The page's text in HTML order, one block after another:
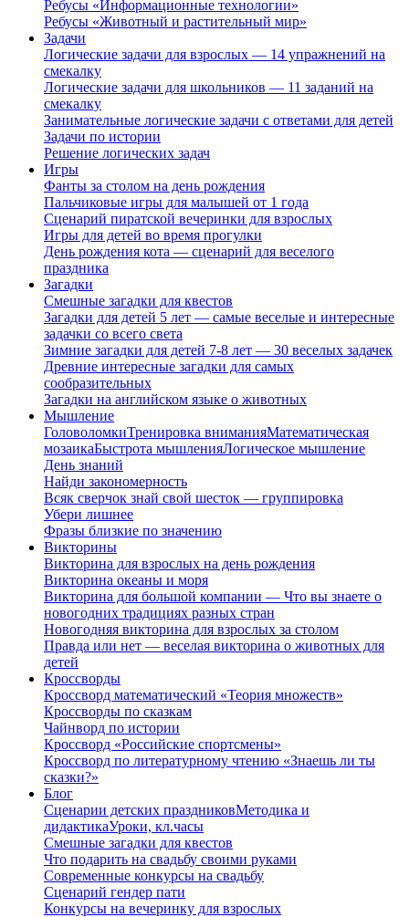
Ребусы «Информационные технологии»
Ребусы «Животный и растительный мир»
Задачи
Логические задачи для взрослых — 14 упражнений на
смекалку
Логические задачи для школьников — 11 заданий на
смекалку
Занимательные логические задачи с ответами для детей
Задачи по истории
Решение логических задач
Игры
Фанты за столом на день рождения
Пальчиковые игры для малышей от 1 года
Сценарий пиратской вечеринки для взрослых
Игры для детей во время прогулки
День рождения кота — сценарий для веселого
праздника
Загадки
Смешные загадки для квестов
Загадки для детей 5 лет — самые веселые и интересные
задачки со всего света
Зимние загадки для детей 7-8 лет — 30 веселых задачек
Древние интересные загадки для самых
сообразительных
Загадки на английском языке о животных
Мышление
ГоловоломкиТренировка вниманияМатематическая
мозаикаБыстрота мышленияЛогическое мышление
День знаний
Найди закономерность
Всяк сверчок знай свой шесток — группировка
Убери лишнее
Фразы близкие по значению
Викторины
Викторина для взрослых на день рождения
Викторина океаны и моря
Викторина для большой компании — Что вы знаете о
новогодних традициях разных стран
Новогодняя викторина для взрослых за столом
Правда или нет — веселая викторина о животных для
детей
Кроссворды
Кроссворд математический «Теория множеств»
Кроссворды по сказкам
Чайнворд по истории
Кроссворд «Российские спортсмены»
Кроссворд по литературному чтению «Знаешь ли ты
сказки?»
Блог
Сценарии детских праздниковМетодика и
дидактикаУроки, кл.часы
Смешные загадки для квестов
Что подарить на свадьбу своими руками
Современные конкурсы на свадьбу
Сценарий гендер пати
Конкурсы на вечеринку для взрослых